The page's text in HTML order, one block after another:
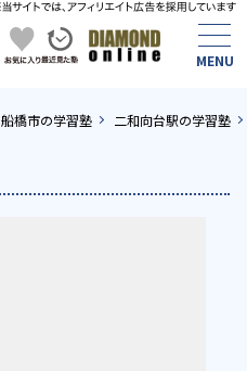
船橋市の学習塾 二和向台駅の学習塾